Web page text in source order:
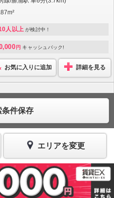
人以上 が検討中！
円 キャッシュバック!
お気に入りに追加 詳細を見る
条件保存
エリアを変更